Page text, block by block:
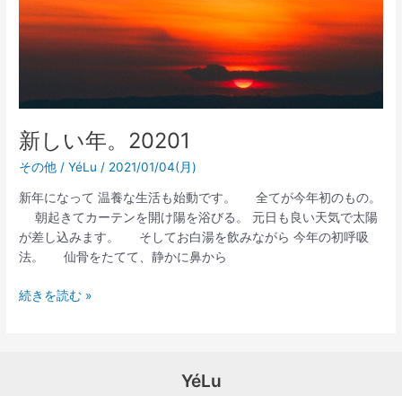
新しい年。20201
その他 /YéLu / 2021/01/04(月)
新年になって 温養な生活も始動です。 全てが今年初のもの。
朝起きてカーテンを開け陽を浴びる。 元日も良い天気で太陽
が差し込みます。 そしてお白湯を飲みながら 今年の初呼吸
法。 仙骨をたてて、静かに鼻から
続きを読む »
YéLu